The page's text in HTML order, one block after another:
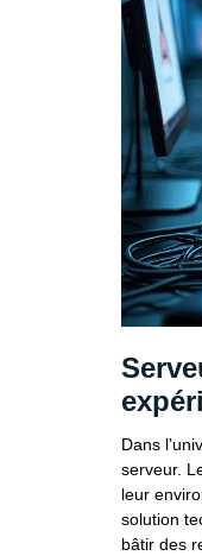
Dans
serveur.
leur
solution
bâtir des